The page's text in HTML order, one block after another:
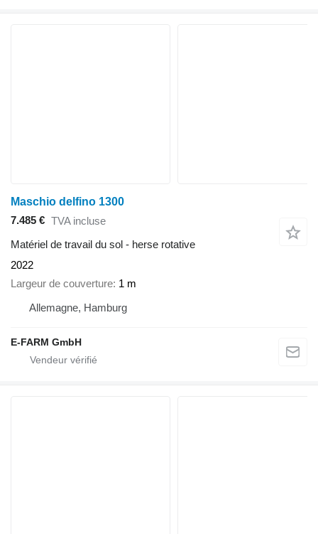
Maschio delfino 1300
7.485 € TVA incluse
Matériel de travail du sol - herse rotative
2022
Largeur de couverture 1 m
Allemagne, Hamburg
E-FARM GmbH